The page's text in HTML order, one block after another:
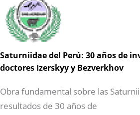
Saturniidae del Perú: 30 años de
doctores Izerskyy y Bezverkhov
Obra fundamental sobre las
resultados de 30 años de